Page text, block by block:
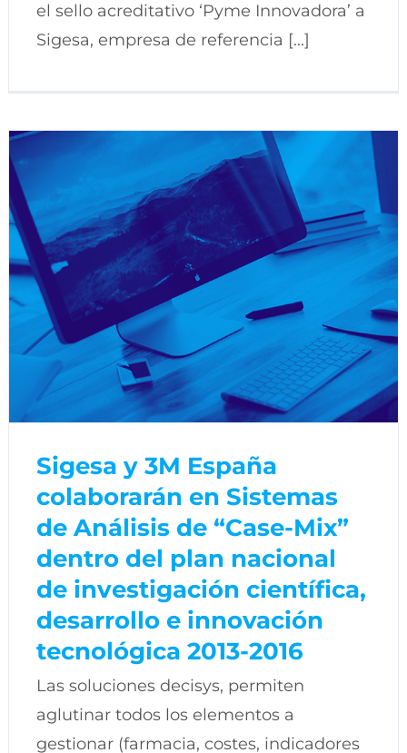
el sello acreditativo ‘Pyme Innovadora’ a
Sigesa, empresa de referencia [...]
Sigesa y 3M España
colaborarán en Sistemas
de Análisis de “Case-Mix”
dentro del plan nacional
de investigación científica,
desarrollo e innovación
tecnológica 2013-2016
Las soluciones decisys, permiten
aglutinar todos los elementos a
gestionar (farmacia, costes, indicadores